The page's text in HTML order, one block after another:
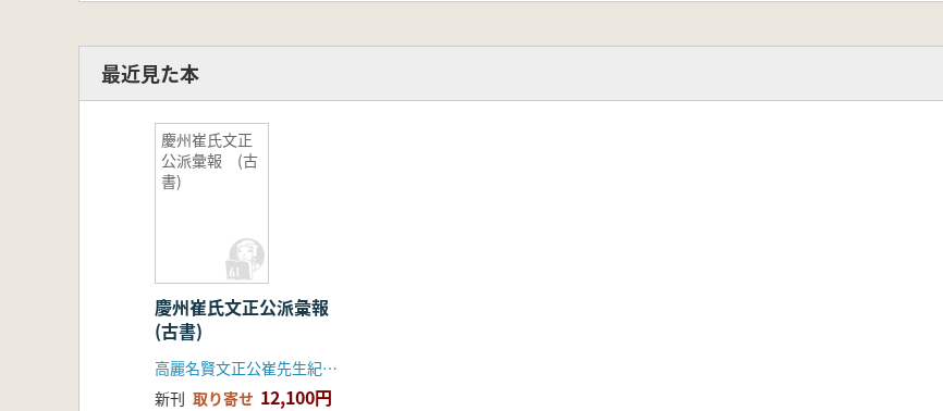
最近見た本
慶州崔氏文正
公派彙報 (古
書)
慶州崔氏文正公派彙報
(古書)
高麗名賢文正公崔先生紀念事業会
新刊 取り寄せ 12,100円